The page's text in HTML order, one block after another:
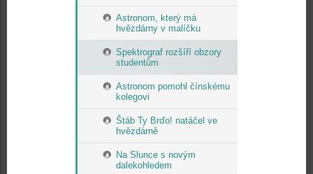
Astronom, který má
hvězdárny v malíčku
Spektrograf rozšíří obzory
studentům
Astronom pomohl čínskému
kolegovi
Štáb Ty Brďo! natáčel ve
hvězdárně
Na Slunce s novým
dalekohledem